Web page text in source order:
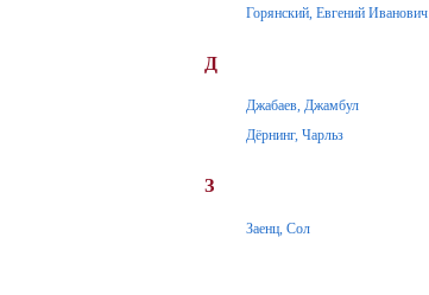
Горянский, Евгений Иванович
Д
Джабаев, Джамбул
Дёрнинг, Чарльз
З
Заенц, Сол